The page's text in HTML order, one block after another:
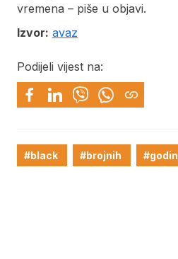
vremena – piše u objavi.
Izvor: avaz
Podijeli vijest na:
#black #brojnih